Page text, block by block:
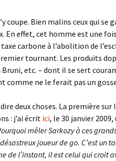
coupe. Bien malins ceux qui se
En effet, cet homme est une
carbone à l’abolition de
tournant. Les produits
etc. – dont il se sert
comme ne le ferait pas un
deux choses. La première
: j’ai écritici, le 30 janvier
mêler Sarkozy à ces
joueur de go. C’est
de l’instant, il est celui qui croit